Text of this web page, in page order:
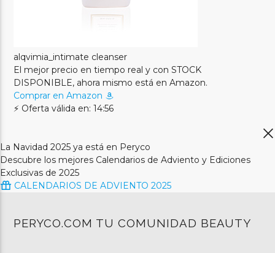
alqvimia_intimate cleanser
El mejor precio en tiempo real y con STOCK
DISPONIBLE, ahora mismo está en Amazon.
Comprar en Amazon
⚡ Oferta válida en: 14:56
La Navidad 2025 ya está en Peryco
Descubre los mejores Calendarios de Adviento y Ediciones
Exclusivas de 2025
CALENDARIOS DE ADVIENTO 2025
PERYCO.COM TU COMUNIDAD BEAUTY